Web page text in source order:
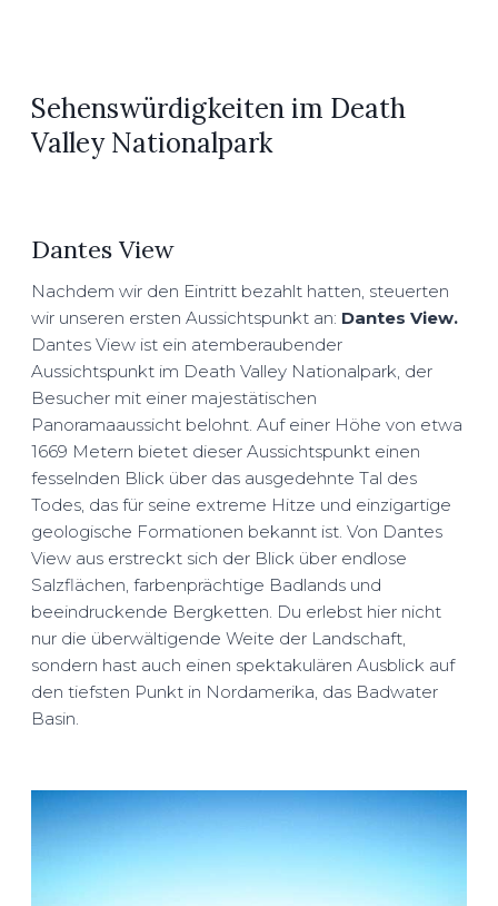
Sehenswürdigkeiten im Death
Valley Nationalpark
Dantes View
Nachdem wir den Eintritt bezahlt hatten, steuerten
wir unseren ersten Aussichtspunkt an: Dantes View.
Dantes View ist ein atemberaubender
Aussichtspunkt im Death Valley Nationalpark, der
Besucher mit einer majestätischen
Panoramaaussicht belohnt. Auf einer Höhe von etwa
1669 Metern bietet dieser Aussichtspunkt einen
fesselnden Blick über das ausgedehnte Tal des
Todes, das für seine extreme Hitze und einzigartige
geologische Formationen bekannt ist. Von Dantes
View aus erstreckt sich der Blick über endlose
Salzflächen, farbenprächtige Badlands und
beeindruckende Bergketten. Du erlebst hier nicht
nur die überwältigende Weite der Landschaft,
sondern hast auch einen spektakulären Ausblick auf
den tiefsten Punkt in Nordamerika, das Badwater
Basin.